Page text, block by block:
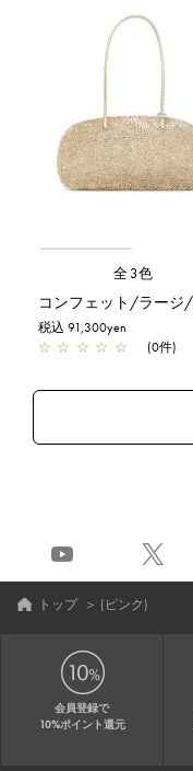
全3色
税込 91,300yen
☆ ☆ ☆ ☆ ☆ (0件)
トップ ＞ (ピンク)
会員登録で
10%ポイント還元